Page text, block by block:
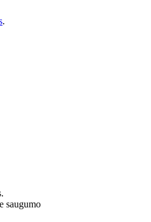
.
saugumo